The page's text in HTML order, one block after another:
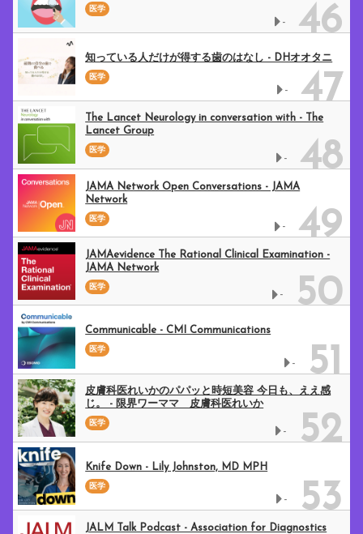
- 46
医学
- 47
知っている人だけが得する歯のはなし - DHオオタニ
医学
- 48
The Lancet Neurology in conversation with - The
Lancet Group
医学
- 49
JAMA Network Open Conversations - JAMA
Network
医学
- 50
JAMAevidence The Rational Clinical Examination -
JAMA Network
医学
- 51
Communicable - CMI Communications
医学
- 52
皮膚科医れいかのパパッと時短美容 今日も、ええ感
じ。 - 限界ワーママ 皮膚科医れいか
医学
- 53
Knife Down - Lily Johnston, MD MPH
医学
JALM Talk Podcast - Association for Diagnostics